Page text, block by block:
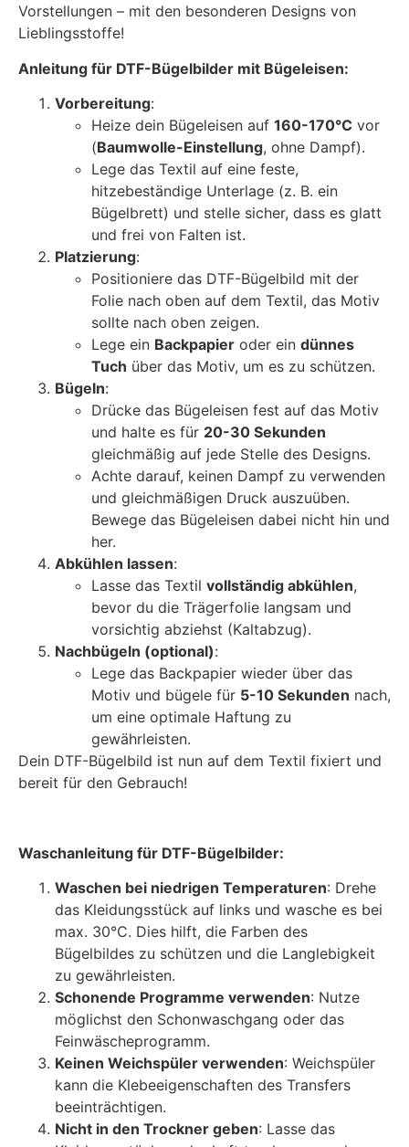
Vorstellungen – mit den besonderen Designs von
Lieblingsstoffe!
Anleitung für DTF-Bügelbilder mit Bügeleisen:
Vorbereitung:
Heize dein Bügeleisen auf 160-170°C vor
(Baumwolle-Einstellung, ohne Dampf).
Lege das Textil auf eine feste,
hitzebeständige Unterlage (z. B. ein
Bügelbrett) und stelle sicher, dass es glatt
und frei von Falten ist.
Platzierung:
Positioniere das DTF-Bügelbild mit der
Folie nach oben auf dem Textil, das Motiv
sollte nach oben zeigen.
Lege ein Backpapier oder ein dünnes
Tuch über das Motiv, um es zu schützen.
Bügeln:
Drücke das Bügeleisen fest auf das Motiv
und halte es für 20-30 Sekunden
gleichmäßig auf jede Stelle des Designs.
Achte darauf, keinen Dampf zu verwenden
und gleichmäßigen Druck auszuüben.
Bewege das Bügeleisen dabei nicht hin und
her.
Abkühlen lassen:
Lasse das Textil vollständig abkühlen,
bevor du die Trägerfolie langsam und
vorsichtig abziehst (Kaltabzug).
Nachbügeln (optional):
Lege das Backpapier wieder über das
Motiv und bügele für 5-10 Sekunden nach,
um eine optimale Haftung zu
gewährleisten.
Dein DTF-Bügelbild ist nun auf dem Textil fixiert und
bereit für den Gebrauch!
Waschanleitung für DTF-Bügelbilder:
Waschen bei niedrigen Temperaturen: Drehe
das Kleidungsstück auf links und wasche es bei
max. 30°C. Dies hilft, die Farben des
Bügelbildes zu schützen und die Langlebigkeit
zu gewährleisten.
Schonende Programme verwenden: Nutze
möglichst den Schonwaschgang oder das
Feinwäscheprogramm.
Keinen Weichspüler verwenden: Weichspüler
kann die Klebeeigenschaften des Transfers
beeinträchtigen.
Nicht in den Trockner geben: Lasse das